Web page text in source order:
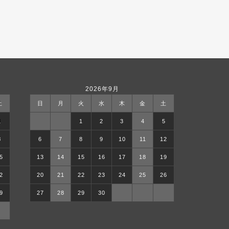
2026年9月
日 月 火 水 木 金 土
1 2 3 4 5
6 7 8 9 10 11 12
13 14 15 16 17 18 19
20 21 22 23 24 25 26
27 28 29 30